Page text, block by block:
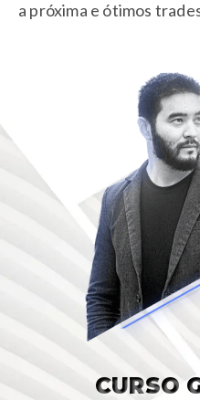
a próxima e ótimos
CURSO